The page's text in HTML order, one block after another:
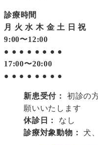
診療時間
月
火 水 木 金 土 日 祝
9:00〜12:00
● ● ● ● ● ● ● ●
17:00〜20:00
● ● ● ● ● ● ● ●
新患受付：
初診の
願いいたします
休診日：
なし
診療対象動物：
犬